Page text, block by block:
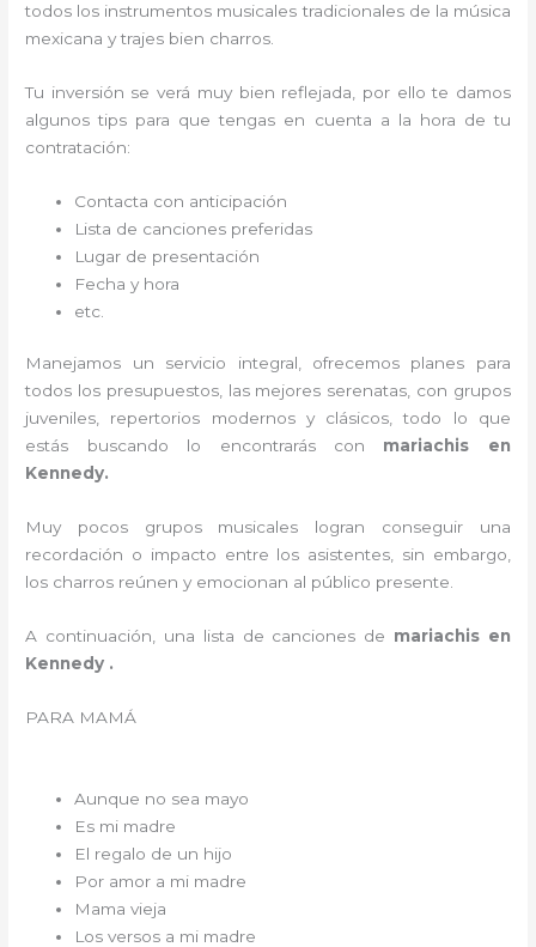
todos los instrumentos musicales tradicionales de la música
mexicana y trajes bien charros.
Tu inversión se verá muy bien reflejada, por ello te damos
algunos tips para que tengas en cuenta a la hora de tu
contratación:
Contacta con anticipación
Lista de canciones preferidas
Lugar de presentación
Fecha y hora
etc.
Manejamos un servicio integral, ofrecemos planes para
todos los presupuestos, las mejores serenatas, con grupos
juveniles, repertorios modernos y clásicos, todo lo que
estás buscando lo encontrarás con mariachis en
Kennedy.
Muy pocos grupos musicales logran conseguir una
recordación o impacto entre los asistentes, sin embargo,
los charros reúnen y emocionan al público presente.
A continuación, una lista de canciones de mariachis en
Kennedy .
PARA MAMÁ
Aunque no sea mayo
Es mi madre
El regalo de un hijo
Por amor a mi madre
Mama vieja
Los versos a mi madre